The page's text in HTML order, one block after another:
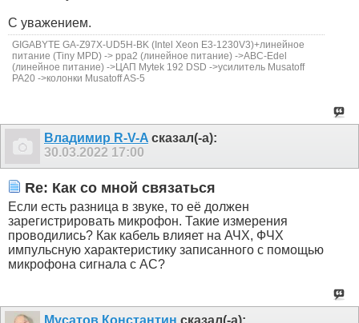
С уважением.
GIGABYTE GA-Z97X-UD5H-BK (Intel Xeon E3-1230V3)+линейное
питание (Tiny MPD) -> ppa2 (линейное питание) ->ABC-Edel
(линейное питание) ->ЦАП Mytek 192 DSD ->усилитель Musatoff
РА20 ->колонки Musatoff AS-5
Владимир R-V-A сказал(-а):
30.03.2022 17:00
Re: Как со мной связаться
Если есть разница в звуке, то её должен
зарегистрировать микрофон. Такие измерения
проводились? Как кабель влияет на АЧХ, ФЧХ
импульсную характеристику записанного с помощью
микрофона сигнала с АС?
Мусатов Константин сказал(-а):